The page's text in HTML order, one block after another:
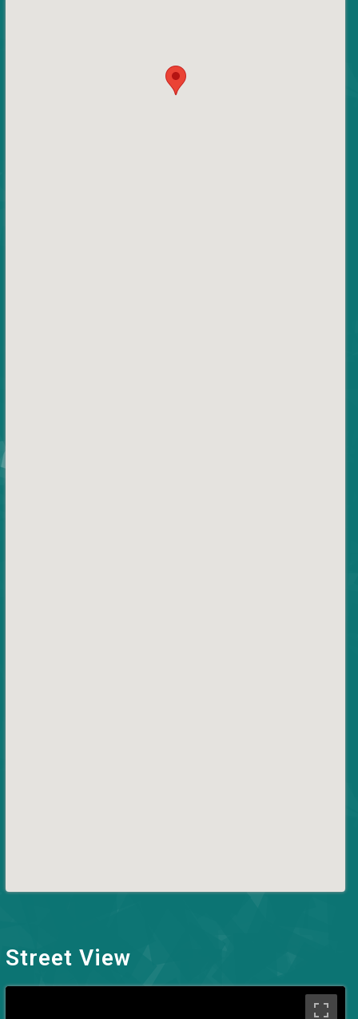
Street View